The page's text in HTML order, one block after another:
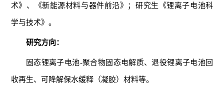
术》、《新能源材料与器件前沿》；研究生《锂离子电池科
学与技术》。
研究方向：
固态锂离子电池-聚合物固态电解质、退役锂离子电池回
收再生、可降解保水缓释（凝胶）材料等。